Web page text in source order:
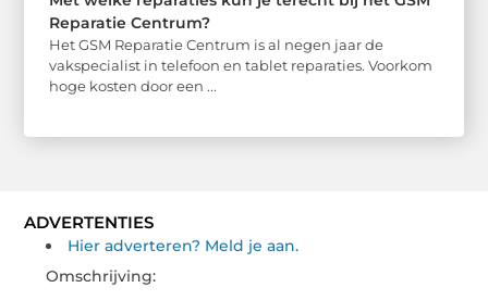
Reparatie Centrum?
Het GSM Reparatie Centrum is al negen jaar de
vakspecialist in telefoon en tablet reparaties. Voorkom
hoge kosten door een ...
ADVERTENTIES
Hier adverteren? Meld je aan.
Omschrijving: